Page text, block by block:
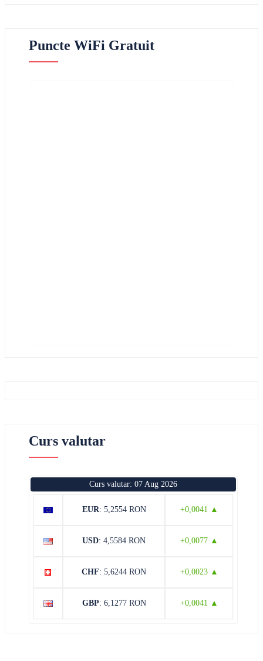
Puncte WiFi Gratuit
Curs valutar
Curs valutar: 07 Aug 2026
EUR: 5,2554 RON +0,0041 ▲
USD: 4,5584 RON +0,0077 ▲
CHF: 5,6244 RON +0,0023 ▲
GBP: 6,1277 RON +0,0041 ▲